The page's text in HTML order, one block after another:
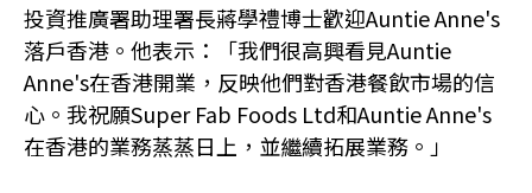
投資推廣署助理署長蔣學禮博士歡迎Auntie Anne's
落戶香港。他表示：「我們很高興看見Auntie
Anne's在香港開業，反映他們對香港餐飲市場的信
心。我祝願Super Fab Foods Ltd和Auntie Anne's
在香港的業務蒸蒸日上，並繼續拓展業務。」